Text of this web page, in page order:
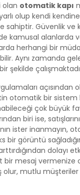
olan otomatik kapı
olup kendi
sahiptir. Güvenlik ve
kamusal alanlarda
herhangi bir
Aynı zamanda
şekilde
açısından
otomatik bir sistem
çok büyük
biri ise,
ister inanmayın,
bir görüntü
dolayı
mesaj vermenize
olur, mutlu